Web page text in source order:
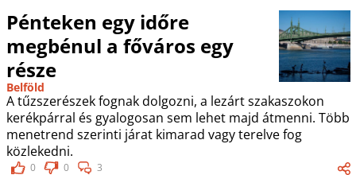
Pénteken egy időre
megbénul a főváros egy
része
Belföld
A tűzszerészek fognak dolgozni, a lezárt szakaszokon
kerékpárral és gyalogosan sem lehet majd átmenni. Több
menetrend szerinti járat kimarad vagy terelve fog
közlekedni.
0 0 3